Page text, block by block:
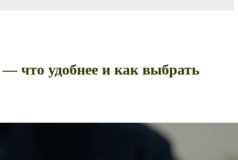
что удобнее и как выбрать